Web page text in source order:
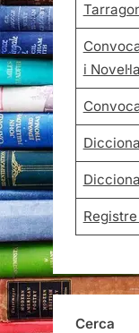
i Novel·la
Cerca